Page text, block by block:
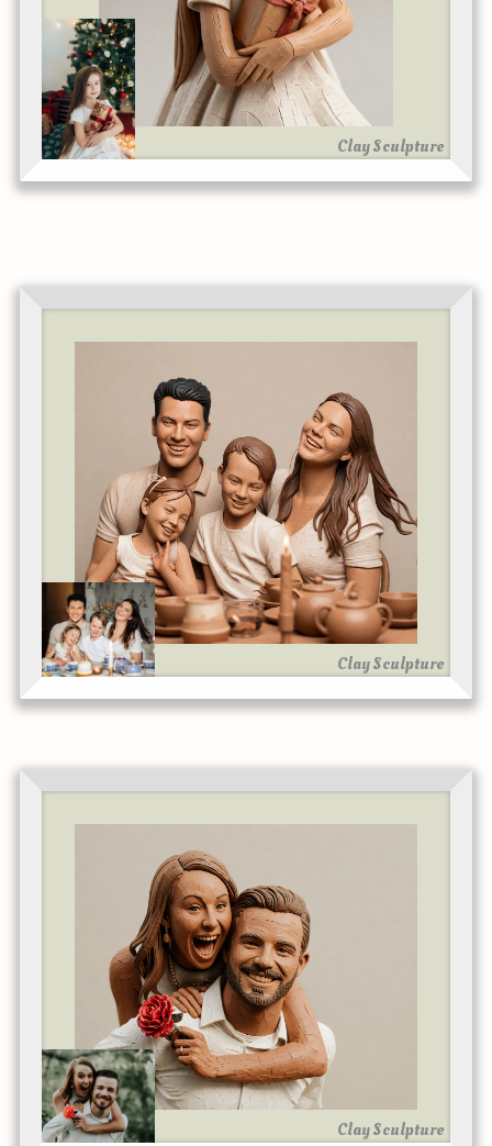
Clay Sculpture
Clay Sculpture
Clay Sculpture